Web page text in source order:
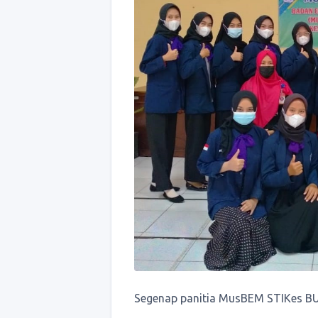
Segenap panitia MusBEM STIKes